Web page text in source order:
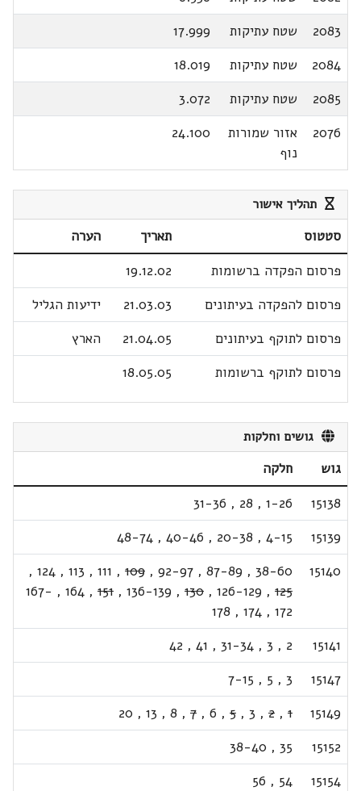
2083
שטח עתיקות
17.999
2084
שטח עתיקות
18.019
2085
שטח עתיקות
3.072
2076
אזור שמורות
נוף
24.100
תהליך אישור
סטטוס תאריך
הערה
פרסום הפקדה ברשומות
19.12.02
פרסום להפקדה בעיתונים
21.03.03
ידיעות הגליל
פרסום לתוקף בעיתונים
21.04.05
הארץ
פרסום לתוקף ברשומות
18.05.05
גושים וחלקות
גוש
חלקה
15138
1-26
,
28
,
31-36
15139
4-15
,
20-38
,
40-46
,
48-74
15140
38-60
,
87-89
,
92-97
,
109
,
111
,
113
,
124
,
125
,
126-129
,
130
,
136-139
,
151
,
164
,
167-
172
,
174
,
178
15141
2
,
3
,
31-34
,
41
,
42
15147
3
,
5
,
7-15
15149
1
,
2
,
3
,
5
,
6
,
7
,
8
,
13
,
20
15152
35
,
38-40
15154
54
,
56